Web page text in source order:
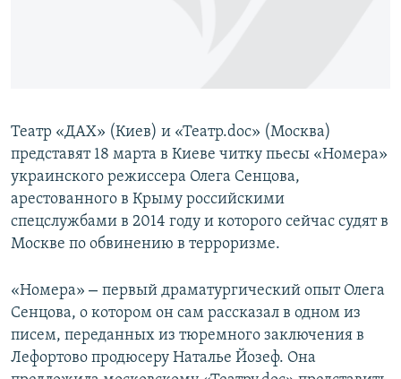
Все сайты RFE/RL
Театр «ДАХ» (Киев) и «Театр.doc» (Москва)
представят 18 марта в Киеве читку пьесы «Номера»
украинского режиссера Олега Сенцова,
арестованного в Крыму российскими
спецслужбами в 2014 году и которого сейчас судят в
Москве по обвинению в терроризме.
«Номера» – первый драматургический опыт Олега
Сенцова, о котором он сам рассказал в одном из
писем, переданных из тюремного заключения в
Лефортово продюсеру Наталье Йозеф. Она